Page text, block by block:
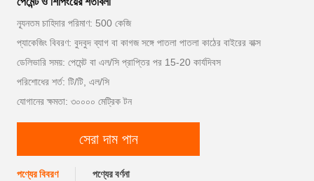
ন্যূনতম চাহিদার পরিমাণ: 500 কেজি
প্যাকেজিং বিবরণ: বুদবুদ ব্যাগ বা কাগজ সঙ্গে পাতলা পাতলা কাঠের বাইরের বাক্স
ডেলিভারি সময়: পেমেন্ট বা এল/সি প্রাপ্তির পর 15-20 কার্যদিবস
পরিশোধের শর্ত: টি/টি, এল/সি
যোগানের ক্ষমতা: ৩০০০০ মেট্রিক টন
সেরা দাম পান
পণ্যের বিবরণ পণ্যের বর্ণনা